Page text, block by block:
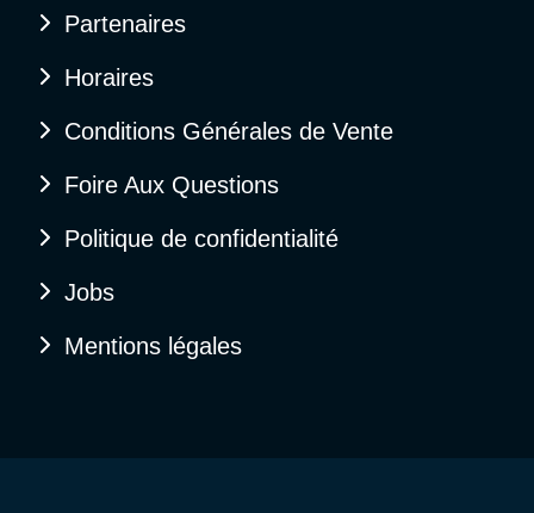
Partenaires
Horaires
Conditions Générales de Vente
Foire Aux Questions
Politique de confidentialité
Jobs
Mentions légales